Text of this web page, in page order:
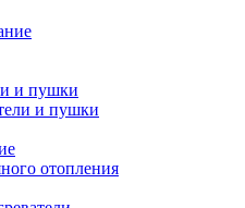
и пушки
и пушки
отопления